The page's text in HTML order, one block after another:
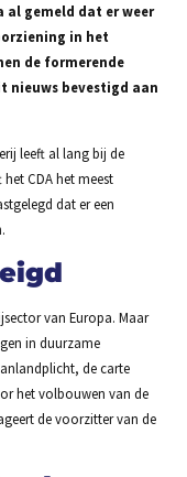
al gemeld dat er weer
in het
de formerende
nieuws bevestigd aan
leeft al lang bij de
CDA het meest
dat er een
van Europa. Maar
in duurzame
de carte
het volbouwen van de
de voorzitter van de